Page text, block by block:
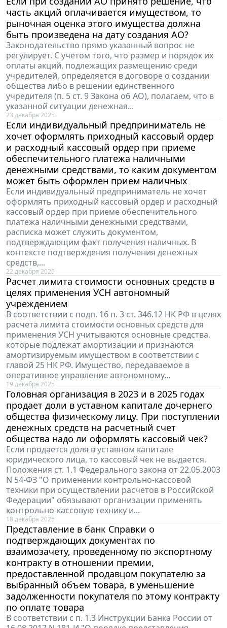
часть акций оплачивается имуществом, то
рыночная оценка этого имущества должна
быть произведена на дату создания АО?
Законодательство прямо указанный вопрос не
регулирует. С учетом того, что размер и порядок их
оплаты акций, подлежащих размещению среди
учредителей, определяется в договоре о создании
общества либо в решении единственного
учредителя (п. 5 ст. 9 Закона об АО), полагаем, что в
указанной ситуации денежная...
23 декабря 2025
Если индивидуальный предприниматель не
хочет оформлять приходный кассовый ордер
и расходный кассовый ордер при приеме
обеспечительного платежа наличными
денежными средствами, то каким документом
может быть оформлен прием наличных
Если индивидуальный предприниматель не хочет
оформлять приходный кассовый ордер и расходный
кассовый ордер при приеме обеспечительного
платежа наличными денежными средствами,
расписка может служить документом,
подтверждающим факт получения наличных. В
контексте подтверждения получения денежных
средств,...
22 декабря 2025
Расчет лимита стоимости основных средств в
целях применения УСН автономный
учреждением
В соответствии с подп. 16 п. 3 ст. 346.12 НК РФ в целях
расчета лимита стоимости основных средств для
применения УСН учитываются основные средства,
которые подлежат амортизации и признаются
амортизируемым имуществом в соответствии с
главой 25 НК РФ. Имущество, передаваемое в
оперативное управление автономному...
19 декабря 2025
Головная организация в 2023 и в 2025 годах
продает доли в уставном капитале дочернего
общества физическому лицу. При поступлении
денежных средств на расчетный счет
общества надо ли оформлять кассовый чек?
Если продается доля в уставном капитале
юридического лица, то кассовый чек не выдается.
Положения ст. 1.1 Федерального закона от 22.05.2003
N 54-ФЗ "О применении контрольно-кассовой
техники при осуществлении расчетов в Российской
Федерации" обязывают организации применять
контрольно-кассовую технику и...
18 декабря 2025
Представление в банк Справки о
подтверждающих документах по
взаимозачету, проведенному по экспортному
контракту в отношении премии,
предоставленной продавцом покупателю за
выбранный объем товара, в уменьшение
задолженности покупателя по этому контракту
по оплате товара
В соответствии с п. 1.3 Инструкции Банка России от